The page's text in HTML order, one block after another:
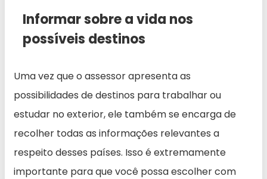
Informar sobre a vida nos
possíveis destinos
Uma vez que o assessor apresenta as
possibilidades de destinos para trabalhar ou
estudar no exterior, ele também se encarga de
recolher todas as informações relevantes a
respeito desses países. Isso é extremamente
importante para que você possa escolher com